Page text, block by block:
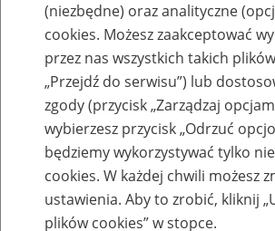
Komunikaty
(niezbędne) oraz analityczne
cookies. Możesz zaakceptować
przez nas wszystkich takich
„Przejdź do serwisu”) lub
zgody (przycisk „Zarządzaj
wybierzesz przycisk „Odrzuć
będziemy wykorzystywać tylko
cookies. W każdej chwili możesz
ustawienia. Aby to zrobić, kliknij
plików cookies” w stopce.